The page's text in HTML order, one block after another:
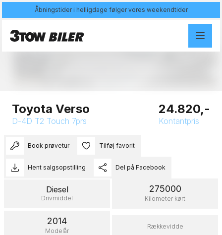
Åbningstider i helligdage følger vores weekendtider
Åben galleri
Toyota Verso
D-4D T2 Touch 7prs
24.820,-
Kontantpris
Book prøvetur Tilføj favorit
Hent salgsopstilling Del på Facebook
Diesel
Drivmiddel
275000
Kilometer kørt
2014
Modelår
Rækkevidde